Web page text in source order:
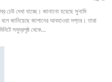
ঢেউ দেখা যাচ্ছে। জানানো হয়েছে সুনামি
জানিয়েছে জাপানের আবহাওয়া দপ্তর। তারা
সমুদ্রপৃষ্ঠ থেকে…